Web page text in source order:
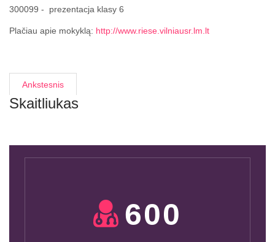
300099 - prezentacja klasy 6
Plačiau apie mokyklą: http://www.riese.vilniausr.lm.lt
Ankstesnis
Skaitliukas
600